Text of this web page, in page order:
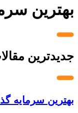
بهترین
جدیدترین
بهترین سرمایه گذاری در